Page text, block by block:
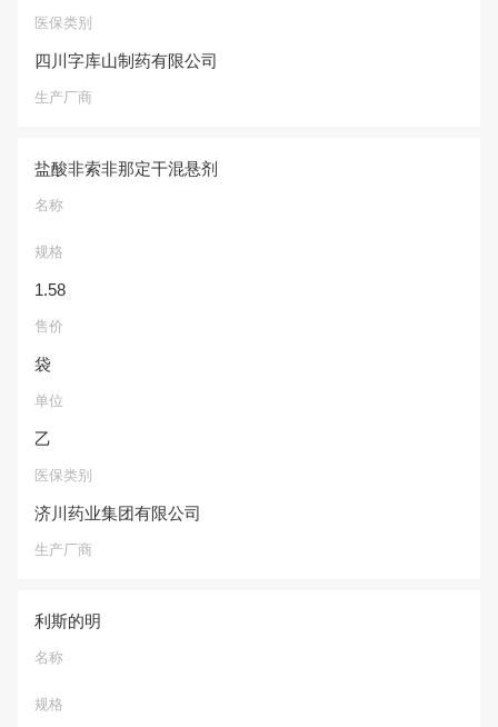
医保类别
四川字库山制药有限公司
生产厂商
盐酸非索非那定干混悬剂
名称
规格
1.58
售价
袋
单位
乙
医保类别
济川药业集团有限公司
生产厂商
利斯的明
名称
规格